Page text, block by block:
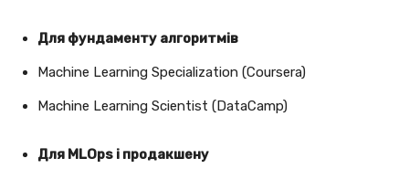
Для фундаменту алгоритмів
Machine Learning Specialization (Coursera)
Machine Learning Scientist (DataCamp)
Для MLOps і продакшену